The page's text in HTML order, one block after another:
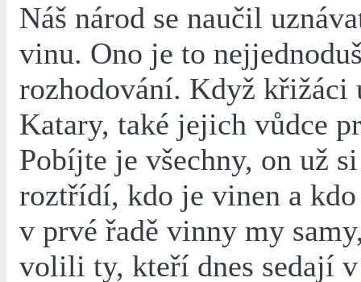
Náš národ se naučil
vinu. Ono je to
rozhodování. Když křižáci
Katary, také jejich vůdce
Pobíjte je všechny, on už
roztřídí, kdo je vinen a kdo
v prvé řadě vinny my
volili ty, kteří dnes sedají v